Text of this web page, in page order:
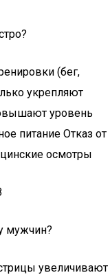
(бег,
укрепляют
уровень
питание Отказ от
осмотры
мужчин?
увеличивают